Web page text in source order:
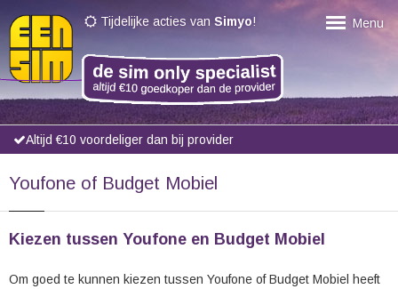
Tijdelijke acties van Simyo! Menu
Altijd €10 voordeliger dan bij provider
Youfone of Budget Mobiel
Kiezen tussen Youfone en Budget Mobiel
Om goed te kunnen kiezen tussen Youfone of Budget Mobiel heeft